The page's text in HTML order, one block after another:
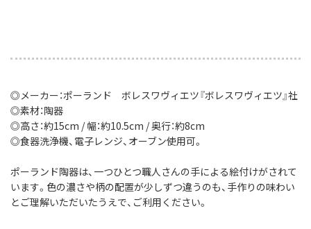
◎メーカー：ポーランド ボレスワヴィエツ『ボレスワヴィエツ』社
◎素材：陶器
◎高さ：約15cm / 幅：約10.5cm / 奥行：約8cm
◎食器洗浄機、電子レンジ、オーブン使用可。
ポーランド陶器は、一つひとつ職人さんの手による絵付けがされて
います。色の濃さや柄の配置が少しずつ違うのも、手作りの味わい
とご理解いただいたうえで、ご利用ください。